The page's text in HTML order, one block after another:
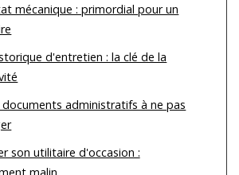
mécanique : primordial pour un
d'entretien : la clé de la
documents administratifs à ne pas
son utilitaire d'occasion :